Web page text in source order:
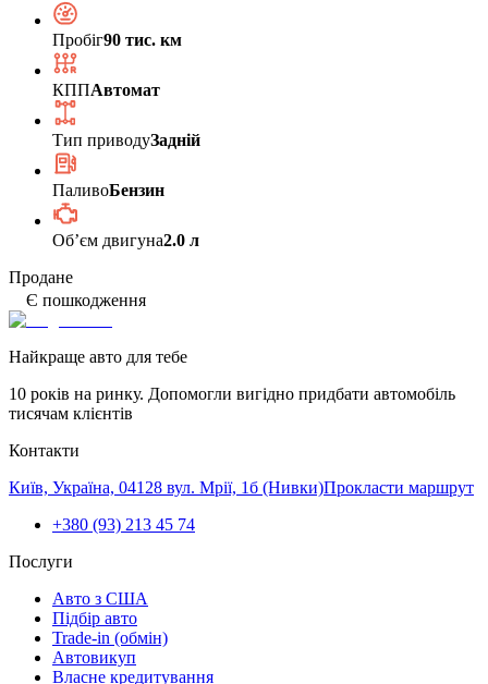
Пробіг90 тис. км
КППАвтомат
Тип приводуЗадній
ПаливоБензин
Обʼєм двигуна2.0 л
Продане
Є пошкодження
Найкраще авто для тебе
10 років на ринку. Допомогли вигідно придбати автомобіль
тисячам клієнтів
Контакти
Київ, Україна, 04128 вул. Мрії, 1б (Нивки)Прокласти маршрут
+380 (93) 213 45 74
Послуги
Авто з США
Підбір авто
Trade-in (обмін)
Автовикуп
Власне кредитування